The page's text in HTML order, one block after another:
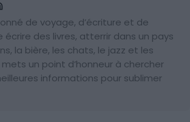
de voyage, d’écriture et de
écrire des livres, atterrir dans un pays
la bière, les chats, le jazz et les
un point d’honneur à chercher
informations pour sublimer